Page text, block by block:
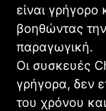
είναι γρήγορο
βοηθώντας
παραγωγική.
Οι συσκευές
γρήγορα, δεν
του χρόνου